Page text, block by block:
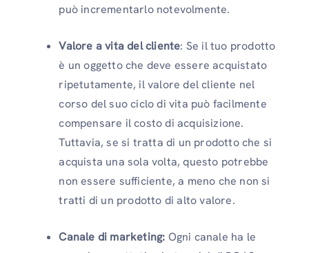
può incrementarlo notevolmente.
Valore a vita del cliente: Se il tuo prodotto
è un oggetto che deve essere acquistato
ripetutamente, il valore del cliente nel
corso del suo ciclo di vita può facilmente
compensare il costo di acquisizione.
Tuttavia, se si tratta di un prodotto che si
acquista una sola volta, questo potrebbe
non essere sufficiente, a meno che non si
tratti di un prodotto di alto valore.
Canale di marketing: Ogni canale ha le